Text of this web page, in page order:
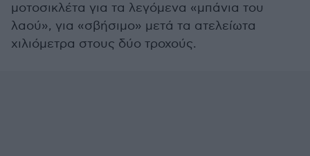
μοτοσικλέτα για τα λεγόμενα «μπάνια του
λαού», για «σβήσιμο» μετά τα ατελείωτα
χιλιόμετρα στους δύο τροχούς.